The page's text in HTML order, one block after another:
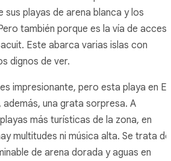
sus playas de arena blanca y los
también porque es la vía de
Este abarca varias islas con
dignos de ver.
impresionante, pero esta playa en El
además, una grata sorpresa. A
más turísticas de la zona, en
multitudes ni música alta. Se trata de
de arena dorada y aguas en